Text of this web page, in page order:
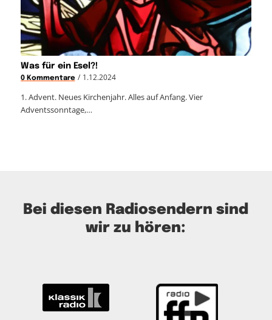
Was für ein Esel?!
0 Kommentare / 1.12.2024
1. Advent. Neues Kirchenjahr. Alles auf Anfang. Vier
Adventssonntage,…
Bei diesen Radiosendern sind
wir zu hören: